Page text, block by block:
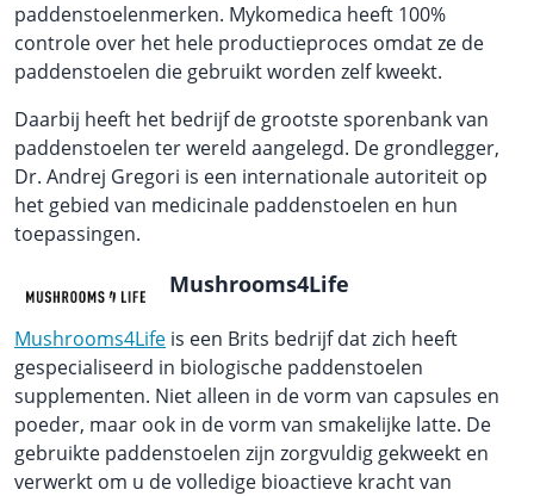
paddenstoelenmerken. Mykomedica heeft 100%
controle over het hele productieproces omdat ze de
paddenstoelen die gebruikt worden zelf kweekt.
Daarbij heeft het bedrijf de grootste sporenbank van
paddenstoelen ter wereld aangelegd. De grondlegger,
Dr. Andrej Gregori is een internationale autoriteit op
het gebied van medicinale paddenstoelen en hun
toepassingen.
Mushrooms4Life
Mushrooms4Life is een Brits bedrijf dat zich heeft
gespecialiseerd in biologische paddenstoelen
supplementen. Niet alleen in de vorm van capsules en
poeder, maar ook in de vorm van smakelijke latte. De
gebruikte paddenstoelen zijn zorgvuldig gekweekt en
verwerkt om u de volledige bioactieve kracht van